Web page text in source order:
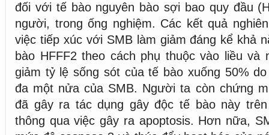
đối với tế bào nguyên bào sợi bao quy đầu
người, trong ống nghiệm. Các kết quả
việc tiếp xúc với SMB làm giảm đáng kể khả
bào HFFF2 theo cách phụ thuộc vào liều và
giảm tỷ lệ sống sót của tế bào xuống 50%
đa một nửa của SMB. Người ta còn chứng
đã gây ra tác dụng gây độc tế bào này
thông qua việc gây ra apoptosis. Hơn nữa,